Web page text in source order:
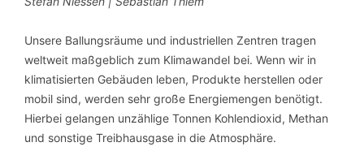
Unsere Ballungsräume und industriellen Zentren tragen
weltweit maßgeblich zum Klimawandel bei. Wenn wir in
klimatisierten Gebäuden leben, Produkte herstellen oder
mobil sind, werden sehr große Energiemengen benötigt.
Hierbei gelangen unzählige Tonnen Kohlendioxid, Methan
und sonstige Treibhausgase in die Atmosphäre.